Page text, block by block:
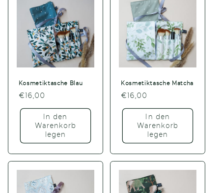
Kosmetiktasche Blau
Normaler
Preis
€16,00
In den
Warenkorb
legen
Kosmetiktasche Matcha
Normaler
Preis
€16,00
In den
Warenkorb
legen